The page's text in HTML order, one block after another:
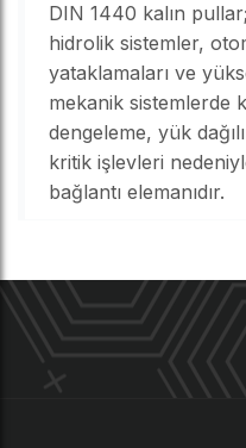
DIN 1440 kalın
hidrolik sistemler,
yataklamaları ve
mekanik sistemlerde
dengeleme, yük
kritik işlevleri
bağlantı elemanıdır.